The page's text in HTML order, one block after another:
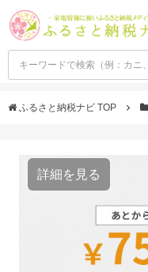
ふるさと納税ナビ TOP
詳細を見る